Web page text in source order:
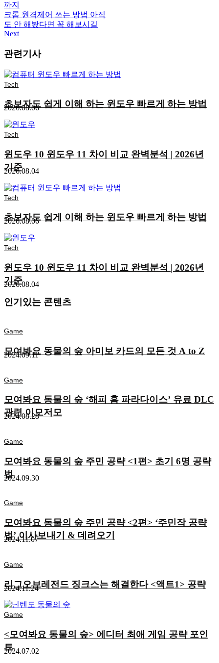
까지
크롬 원격제어 쓰는 방법 아직
도 안 해봤다면 꼭 해보시길
Next
관련기사
Tech
초보자도 쉽게 이해 하는 윈도우 빠르게 하는 방법
2026.08.06
Tech
윈도우 10 윈도우 11 차이 비교 완벽분석 | 2026년
기준
2026.08.04
Tech
초보자도 쉽게 이해 하는 윈도우 빠르게 하는 방법
2026.08.06
Tech
윈도우 10 윈도우 11 차이 비교 완벽분석 | 2026년
기준
2026.08.04
인기있는 콘텐츠
Game
모여봐요 동물의 숲 아미보 카드의 모든 것 A to Z
2024.09.11
Game
모여봐요 동물의 숲 ‘해피 홈 파라다이스’ 유료 DLC
관련 이모저모
2024.08.28
Game
모여봐요 동물의 숲 주민 공략 <1편> 초기 6명 공략
법
2024.09.30
Game
모여봐요 동물의 숲 주민 공략 <2편> ‘주민작 공략
법’ 이사보내기 & 데려오기
2024.11.07
Game
리그오브레전드 징크스는 해결한다 <액트1> 공략
2024.11.24
Game
<모여봐요 동물의 숲> 에디터 최애 게임 공략 포인
트
2024.07.02